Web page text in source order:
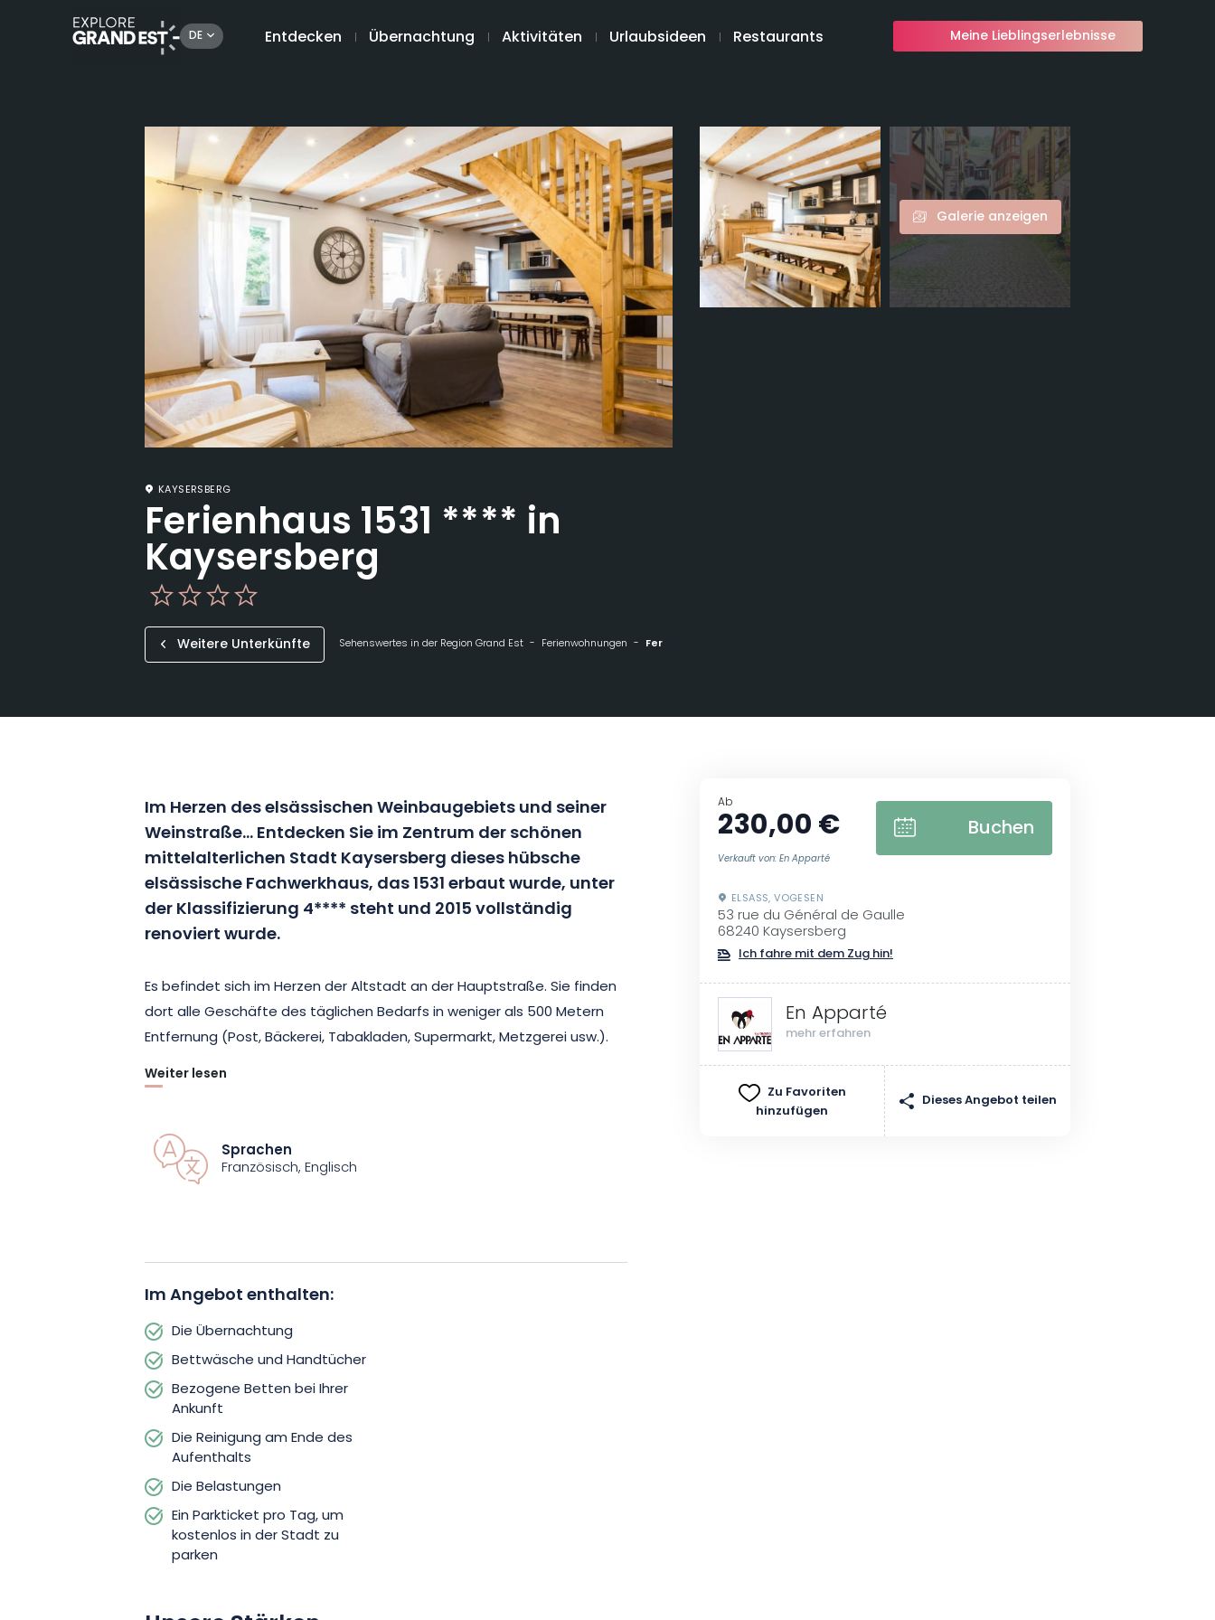
DE Entdecken Übernachtung Aktivitäten Urlaubsideen Restaurants Meine Lieblingserlebnisse
Galerie anzeigen
KAYSERSBERG
Ferienhaus 1531 **** in
Kaysersberg
Weitere Unterkünfte Sehenswertes in der Region Grand Est Ferienwohnungen Ferienhaus 1531 **** in Kaysersberg
Im Herzen des elsässischen Weinbaugebiets und seiner
Weinstraße… Entdecken Sie im Zentrum der schönen
mittelalterlichen Stadt Kaysersberg dieses hübsche
elsässische Fachwerkhaus, das 1531 erbaut wurde, unter
der Klassifizierung 4**** steht und 2015 vollständig
renoviert wurde.
Es befindet sich im Herzen der Altstadt an der Hauptstraße. Sie finden
dort alle Geschäfte des täglichen Bedarfs in weniger als 500 Metern
Entfernung (Post, Bäckerei, Tabakladen, Supermarkt, Metzgerei usw.).
Ein Parkticket pro Tag steht Ihnen zur Verfügung, um ein Fahrzeug
Sie wohnen in einem Haus mit 5 Zimmern, 3 Schlafzimmern, davon 1
Das Haus :
Im Erdgeschoss: Ein Eingang, ein Schlafzimmer von ca. 10m2 mit einem
Doppelbett (140×200), ausgestattet mit einem privaten Badezimmer
mit Dusche, Waschbecken, Haartrockner und WC, sowie einem
elsässischen Schrank.
Im ersten Stock:
Das Wohn-/Wohnzimmer. In diesem Raum finden Sie: ein Ecksofa, einen
Couchtisch, ein Fernsehmöbel, einen Flachbildfernseher, einen DVD-
Player, eine Stereoanlage, einen Esstisch mit 4 Stühlen und einer Bank,
Weiter lesen
Sprachen
Französisch, Englisch
Im Angebot enthalten:
Die Übernachtung
Bettwäsche und Handtücher
Bezogene Betten bei Ihrer
Ankunft
Die Reinigung am Ende des
Aufenthalts
Die Belastungen
Ein Parkticket pro Tag, um
kostenlos in der Stadt zu
parken
Ab
230,00 €
Verkauft von: En Apparté
Buchen
ELSASS, VOGESEN
53 rue du Général de Gaulle
68240 Kaysersberg
Ich fahre mit dem Zug hin!
En Apparté
mehr erfahren
Zu Favoriten
hinzufügen
Dieses Angebot teilen